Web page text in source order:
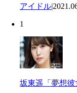
アイドル|
1
坂東遥「夢想彼